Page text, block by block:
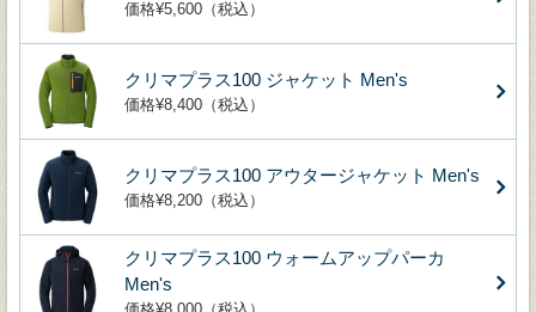
価格¥5,600（税込）
クリマプラス100 ジャケット Men's
価格¥8,400（税込）
クリマプラス100 アウタージャケット Men's
価格¥8,200（税込）
クリマプラス100 ウォームアップパーカ
Men's
価格¥8,000（税込）